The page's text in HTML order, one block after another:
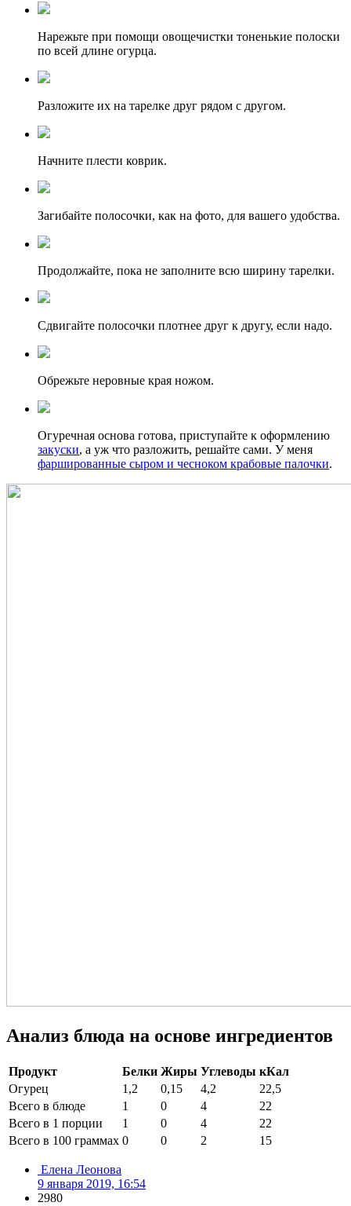
Нарежьте при помощи овощечистки тоненькие полоски
по всей длине огурца.
Разложите их на тарелке друг рядом с другом.
Начните плести коврик.
Загибайте полосочки, как на фото, для вашего удобства.
Продолжайте, пока не заполните всю ширину тарелки.
Сдвигайте полосочки плотнее друг к другу, если надо.
Обрежьте неровные края ножом.
Огуречная основа готова, приступайте к оформлению
закуски, а уж что разложить, решайте сами. У меня
фаршированные сыром и чесноком крабовые палочки.
Анализ блюда на основе ингредиентов
Продукт Белки Жиры Углеводы кКал
Огурец
1,2 0,15 4,2
22,5
Всего в блюде
1 0 4
22
Всего в 1 порции
1 0 4
22
Всего в 100 граммах 0 0 2 15
Елена Леонова
9 января 2019, 16:54
2980